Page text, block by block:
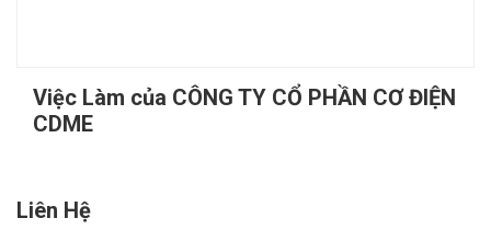
Việc Làm của CÔNG TY CỔ PHẦN CƠ ĐIỆN
CDME
Liên Hệ